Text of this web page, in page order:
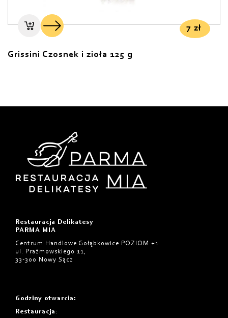
7 zł
Grissini Czosnek i zioła 125 g
Restauracja Delikatesy
PARMA MIA
Centrum Handlowe Gołąbkowice POZIOM +1
ul. Prażmowskiego 11,
33-300 Nowy Sącz
Godziny otwarcia :
Restauracja :